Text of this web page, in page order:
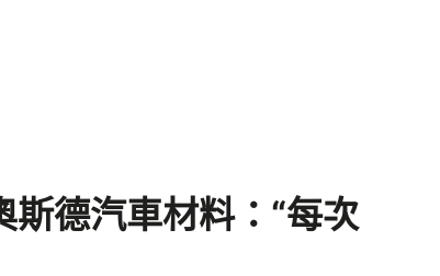
德汽車材料：“每次